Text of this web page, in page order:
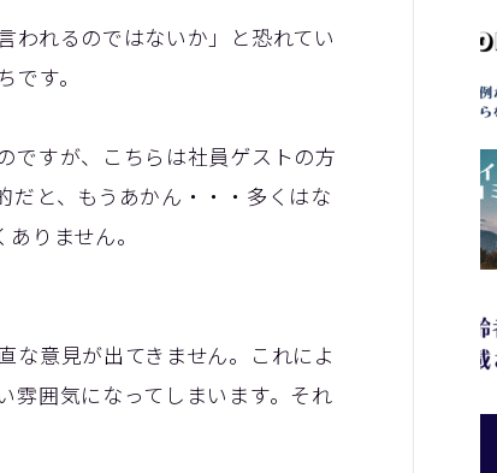
われるのではないか」と恐れてい
す。
ですが、こちらは社員ゲストの方
だと、もうあかん・・・多くはな
りません。
な意見が出てきません。これによ
雰囲気になってしまいます。それ